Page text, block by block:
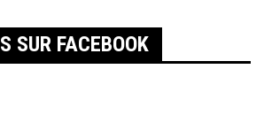
SUR FACEBOOK